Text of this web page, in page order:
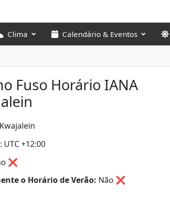
Clima Calendário & Eventos
Fuso Horário IANA
+12:00
❌
o Horário de Verão: Não ❌